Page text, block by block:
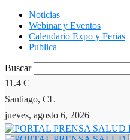
Noticias
Webinar y Eventos
Calendario Expo y Ferias
Publica
Buscar
11.4 C
Santiago, CL
jueves, agosto 6, 2026